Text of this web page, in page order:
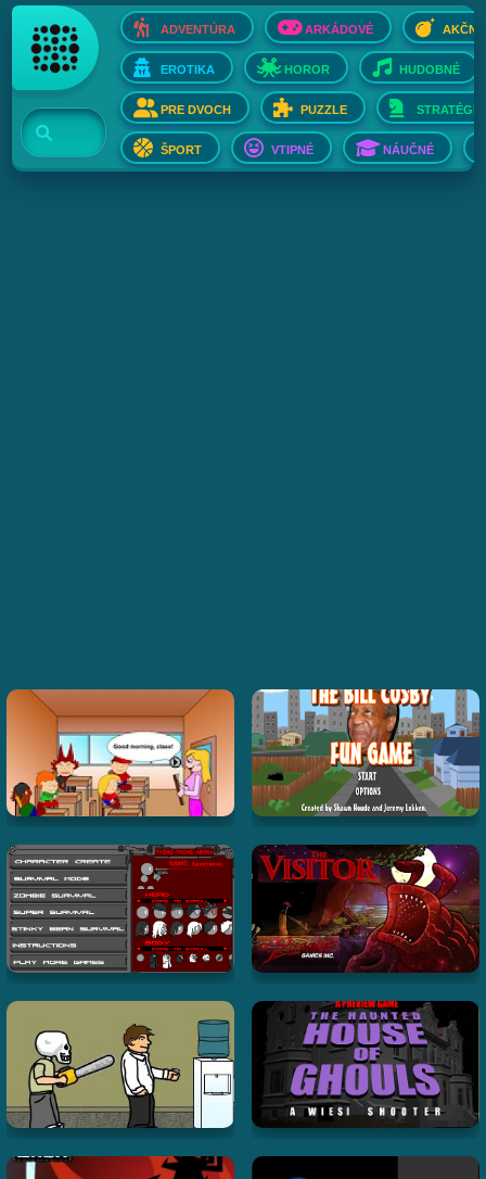
ADVENTÚRA ARKÁDOVÉ AKČNÉ
EROTIKA HOROR HUDOBNÉ
PRE DVOCH PUZZLE STRATÉGIE
ŠPORT VTIPNÉ NÁUČNÉ